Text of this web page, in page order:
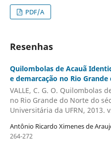
PDF/A
Resenhas
Quilombolas de Acauã
e demarcação no Rio
VALLE, C. G. O. Quilombolas
no Rio Grande do Norte do
Universitária da UFRN, 2013.
Antônio Ricardo Ximenes de
264-272